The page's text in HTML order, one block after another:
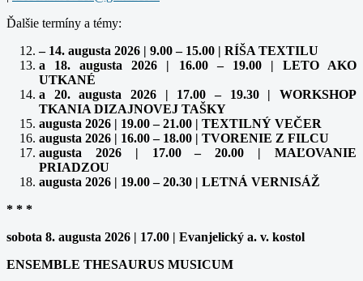
Ďalšie termíny a témy:
– 14. augusta 2026 | 9.00 – 15.00 | RÍŠA TEXTILU
a 18. augusta 2026 | 16.00 – 19.00 | LETO AKO
UTKANÉ
a 20. augusta 2026 | 17.00 – 19.30 | WORKSHOP
TKANIA DIZAJNOVEJ TAŠKY
augusta 2026 | 19.00 – 21.00 | TEXTILNÝ VEČER
augusta 2026 | 16.00 – 18.00 | TVORENIE Z FILCU
augusta 2026 | 17.00 – 20.00 | MAĽOVANIE
PRIADZOU
augusta 2026 | 19.00 – 20.30 | LETNÁ VERNISÁŽ
* * *
sobota 8. augusta 2026 | 17.00 | Evanjelický a. v. kostol
ENSEMBLE THESAURUS MUSICUM